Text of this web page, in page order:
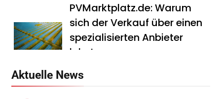
PVMarktplatz.de: Warum
sich der Verkauf über einen
spezialisierten Anbieter
lohnt
Aktuelle News